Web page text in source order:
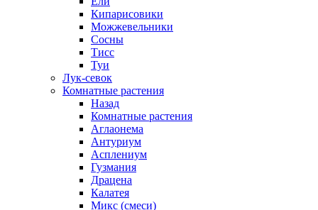
Кипарисовики
Можжевельники
Сосны
Тисс
Туи
Лук-севок
Комнатные растения
Назад
Комнатные растения
Аглаонема
Антуриум
Асплениум
Гузмания
Драцена
Калатея
Микс (смеси)